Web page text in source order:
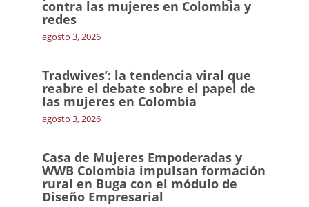
contra las mujeres en Colombia y
redes
agosto 3, 2026
Tradwives’: la tendencia viral que
reabre el debate sobre el papel de
las mujeres en Colombia
agosto 3, 2026
Casa de Mujeres Empoderadas y
WWB Colombia impulsan formación
rural en Buga con el módulo de
Diseño Empresarial